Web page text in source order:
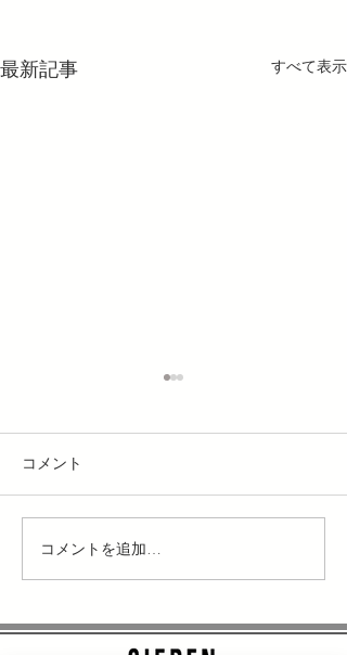
最新記事 すべて表示
Summer Holiday 2021 @駒
出池キャンプ場
コメント
コメントを追加…